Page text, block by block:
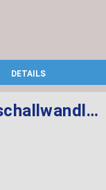
DETAILS
Ultraschallwandler Platinsilber